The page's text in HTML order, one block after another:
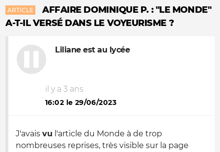
ARTICLE
AFFAIRE DOMINIQUE P. : "LE MONDE"
A-T-IL VERSÉ DANS LE VOYEURISME ?
Liliane est au lycée
il y a 3 ans
16:02 le 29/06/2023
J'avais vu l'article du Monde à de trop
nombreuses reprises, très visible sur la page